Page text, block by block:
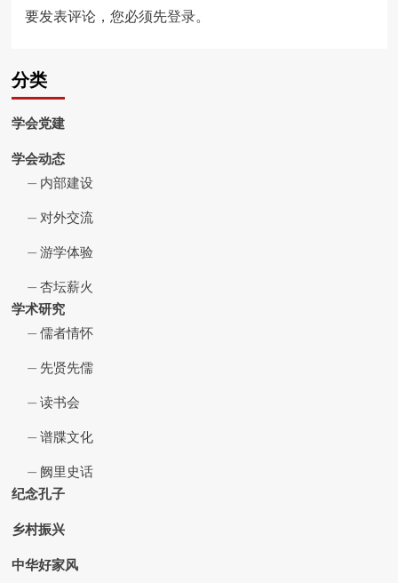
要发表评论，您必须先登录。
分类
学会党建
学会动态
内部建设
对外交流
游学体验
杏坛薪火
学术研究
儒者情怀
先贤先儒
读书会
谱牒文化
阙里史话
纪念孔子
乡村振兴
中华好家风